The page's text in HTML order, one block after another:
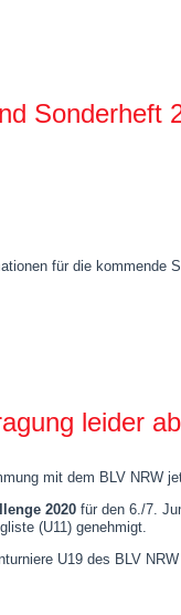
Sonderheft
für die kommende
leider
mit dem BLV NRW
2020 für den 6./7.
(U11) genehmigt.
U19 des BLV